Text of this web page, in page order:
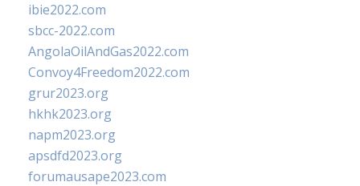
ibie2022.com
sbcc-2022.com
AngolaOilAndGas2022.com
Convoy4Freedom2022.com
grur2023.org
hkhk2023.org
napm2023.org
apsdfd2023.org
forumausape2023.com